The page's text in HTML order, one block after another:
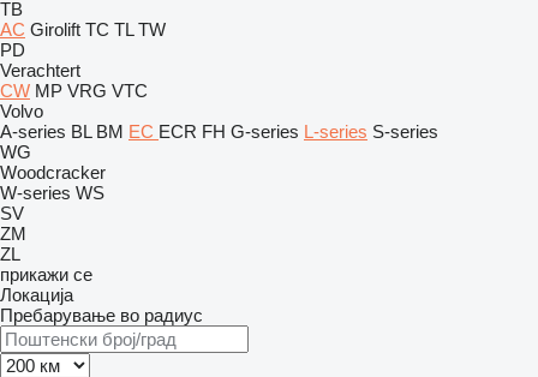
TB
AC Girolift TC TL TW
PD
Verachtert
CW MP VRG VTC
Volvo
A-series BL BM EC ECR FH G-series L-series S-series
WG
Woodcracker
W-series WS
SV
ZM
ZL
прикажи се
Локација
Пребарување во радиус